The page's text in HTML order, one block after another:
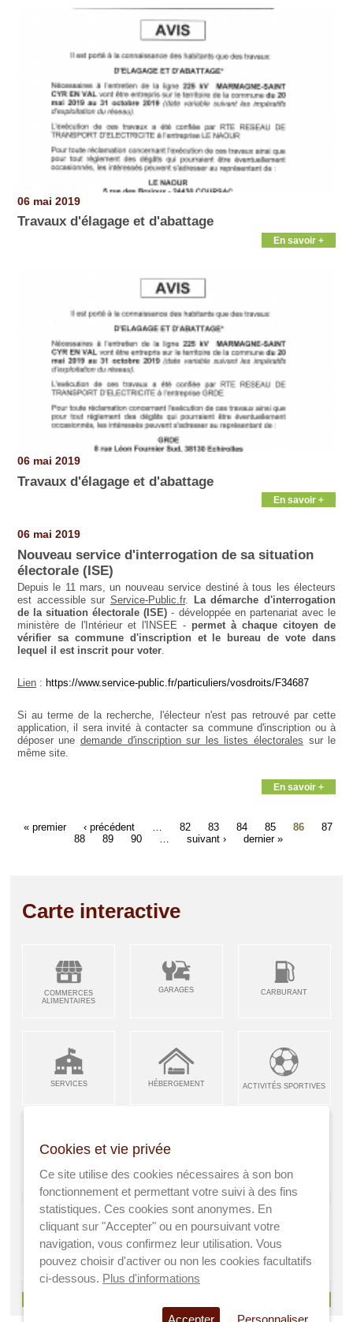
06 mai 2019
Travaux d'élagage et d'abattage
En savoir +
06 mai 2019
Travaux d'élagage et d'abattage
En savoir +
06 mai 2019
Nouveau service d'interrogation de sa situation
électorale (ISE)
Depuis le 11 mars, un nouveau service destiné à tous les électeurs
est accessible sur Service-Public.fr.
La démarche d'interrogation
de la situation électorale (ISE) - développée en partenariat avec le
ministère de l'Intérieur et l'INSEE - permet à chaque citoyen de
vérifier sa commune d'inscription et le bureau de vote dans
lequel il est inscrit pour voter.
Lien: https://www.service-public.fr/particuliers/vosdroits/F34687
Si au terme de la recherche, l'électeur n'est pas retrouvé par cette
application, il sera invité à contacter sa commune d'inscription ou à
déposer unedemande d'inscription sur les listes électorales sur le
même site.
En savoir +
« premier ‹ précédent 82 83 84 85 86
87
88
89 90 suivant › dernier »
Carte interactive
COMMERCES
ALIMENTAIRES
GARAGES CARBURANT
SERVICES HÉBERGEMENT ACTIVITÉS SPORTIVES
ARTISANS &
INDUSTRIES
RESTAURANTS CAFÉS ENFANCE JEUNESSE
A VISITER SANTÉ AGRICULTEURS
Cookies et vie privée
Ce site utilise des cookies nécessaires à son bon
fonctionnement et permettant votre suivi à des fins
statistiques. Ces cookies sont anonymes. En
cliquant sur "Accepter" ou en poursuivant votre
navigation, vous confirmez leur utilisation. Vous
pouvez choisir d'activer ou non les cookies facultatifs
ci-dessous. Plus d'informations
Accepter Personnaliser